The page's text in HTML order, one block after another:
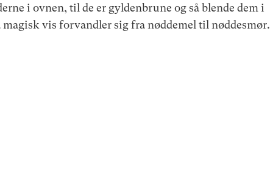
i ovnen, til de er gyldenbrune og så blende dem i
magisk vis forvandler sig fra nøddemel til nøddesmør.